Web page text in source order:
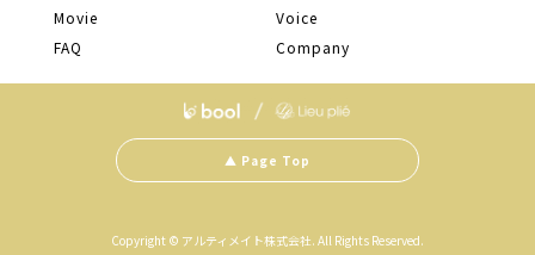
Movie
Voice
FAQ
Company
Copyright © アルティメイト株式会社. All Rights Reserved.
▲ Page Top